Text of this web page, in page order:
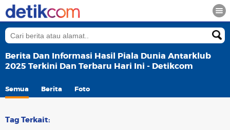
Berita Dan Informasi Hasil Piala Dunia Antarklub
2025 Terkini Dan Terbaru Hari Ini - Detikcom
Semua Berita Foto
Tag Terkait: